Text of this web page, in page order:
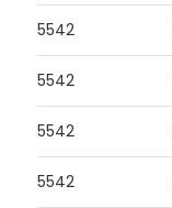
5542
5542
5542
5542